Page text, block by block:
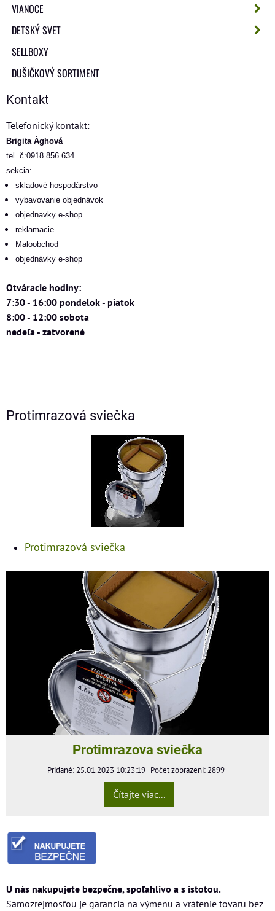
VIANOCE
DETSKÝ SVET
SELLBOXY
DUŠIČKOVÝ SORTIMENT
Kontakt
Telefonický kontakt:
Brigita Ághová
tel. č:0918 856 634
sekcia:
skladové hospodárstvo
vybavovanie objednávok
objednavky e-shop
reklamacie
Maloobchod
objednávky e-shop
Otváracie hodiny:
7:30 - 16:00 pondelok - piatok
8:00 - 12:00 sobota
nedeľa - zatvorené
Protimrazová sviečka
Protimrazová sviečka
Protimrazova sviečka
Pridané: 25.01.2023 10:23:19 Počet zobrazení: 2899
Čítajte viac...
U nás nakupujete bezpečne, spoľahlivo a s istotou.
Samozrejmosťou je garancia na výmenu a vrátenie tovaru bez